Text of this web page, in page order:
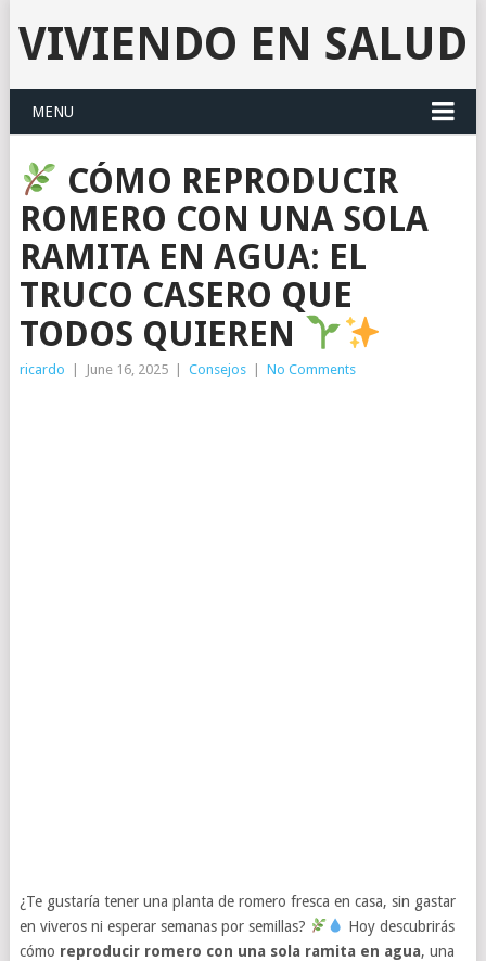
VIVIENDO EN SALUD
MENU
CÓMO REPRODUCIR
ROMERO CON UNA SOLA
RAMITA EN AGUA: EL
TRUCO CASERO QUE
TODOS QUIEREN
ricardo | June 16, 2025 | Consejos | No Comments
¿Te gustaría tener una planta de romero fresca en casa, sin gastar
en viveros ni esperar semanas por semillas?
Hoy descubrirás
cómo reproducir romero con una sola ramita en agua, una